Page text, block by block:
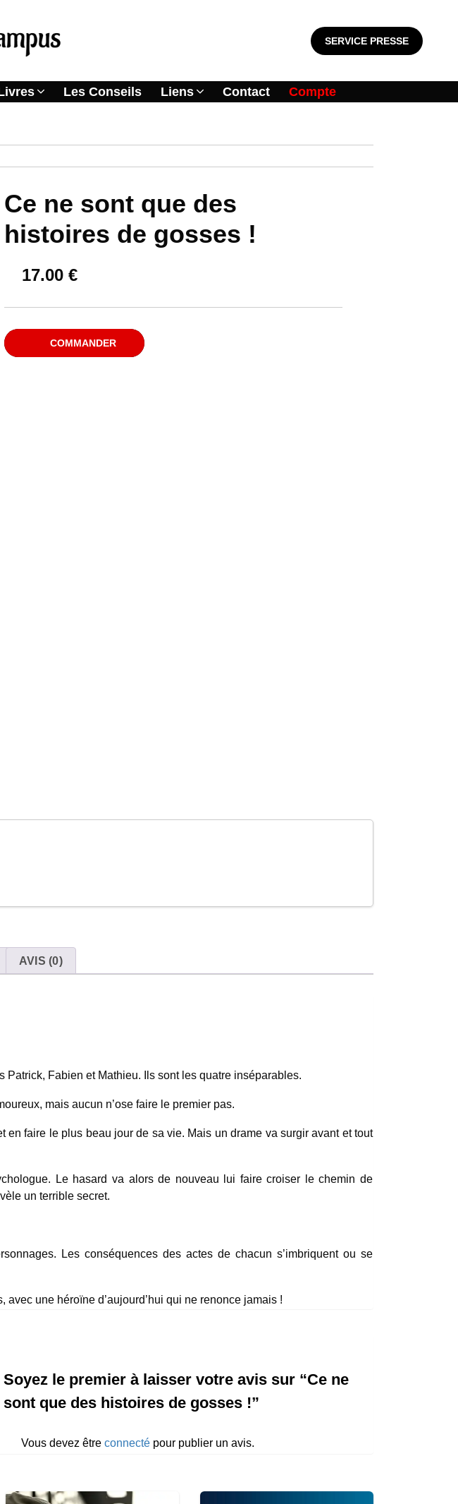
SERVICE PRESSE
Les Conseils Liens Contact Compte
Ce ne sont que des
histoires de gosses !
17.00 €
COMMANDER
AVIS (0)
Fabien et Mathieu. Ils sont les quatre inséparables.
mais aucun n’ose faire le premier pas.
en faire le plus beau jour de sa vie. Mais un drame va surgir avant et tout
Le hasard va alors de nouveau lui faire croiser le chemin de
un terrible secret.
Les conséquences des actes de chacun s’imbriquent ou se
avec une héroïne d’aujourd’hui qui ne renonce jamais !
Soyez le premier à laisser votre avis sur “Ce ne
sont que des histoires de gosses !”
Vous devez être connectépour publier un avis.